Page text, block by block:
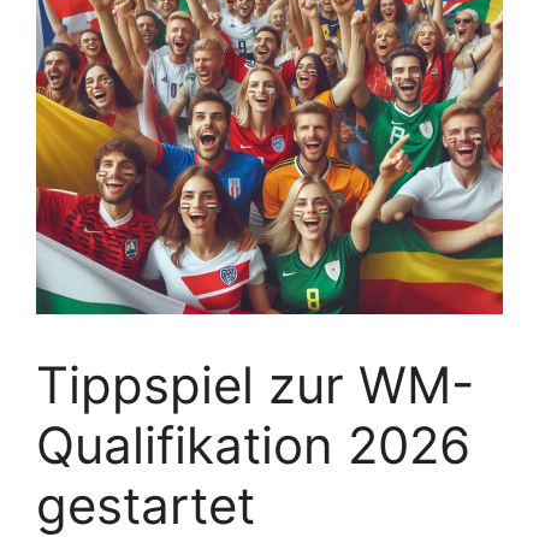
Tippspiel zur WM-
Qualifikation 2026
gestartet